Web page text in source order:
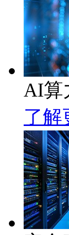
AI算
了解